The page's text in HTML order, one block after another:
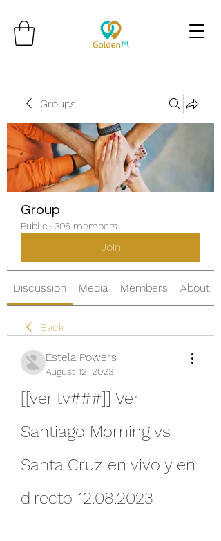
Groups
Group
Public · 306 members
Join
Discussion Media Members About
Back
Estela Powers
August 12, 2023
[[ver tv###]] Ver
Santiago Morning vs
Santa Cruz en vivo y en
directo 12.08.2023